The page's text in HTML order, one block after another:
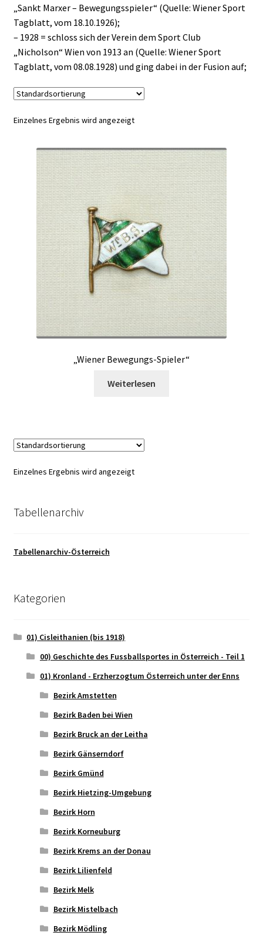
„Sankt Marxer – Bewegungsspieler“ (Quelle: Wiener Sport
Tagblatt, vom 18.10.1926);
– 1928 = schloss sich der Verein dem Sport Club
„Nicholson“ Wien von 1913 an (Quelle: Wiener Sport
Tagblatt, vom 08.08.1928) und ging dabei in der Fusion auf;
Einzelnes Ergebnis wird angezeigt
„Wiener Bewegungs-Spieler“
Weiterlesen
Einzelnes Ergebnis wird angezeigt
Tabellenarchiv
Tabellenarchiv-Österreich
Kategorien
01) Cisleithanien (bis 1918)
00) Geschichte des Fussballsportes in Österreich - Teil 1
01) Kronland - Erzherzogtum Österreich unter der Enns
Bezirk Amstetten
Bezirk Baden bei Wien
Bezirk Bruck an der Leitha
Bezirk Gänserndorf
Bezirk Gmünd
Bezirk Hietzing-Umgebung
Bezirk Horn
Bezirk Korneuburg
Bezirk Krems an der Donau
Bezirk Lilienfeld
Bezirk Melk
Bezirk Mistelbach
Bezirk Mödling